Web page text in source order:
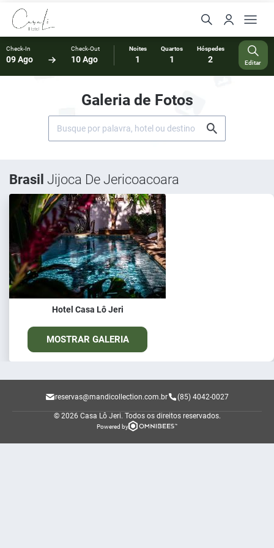
Check-In
09 Ago
Check-Out
10 Ago
Noites
1
Quartos
1
Hóspedes
2 Editar
Galeria de Fotos
Brasil Jijoca De Jericoacoara
Hotel Casa Lô Jeri
MOSTRAR GALERIA
reservas@mandicollection.com.br (85) 4042-0027
© 2026 Casa Lô Jeri. Todos os direitos reservados.
Powered by